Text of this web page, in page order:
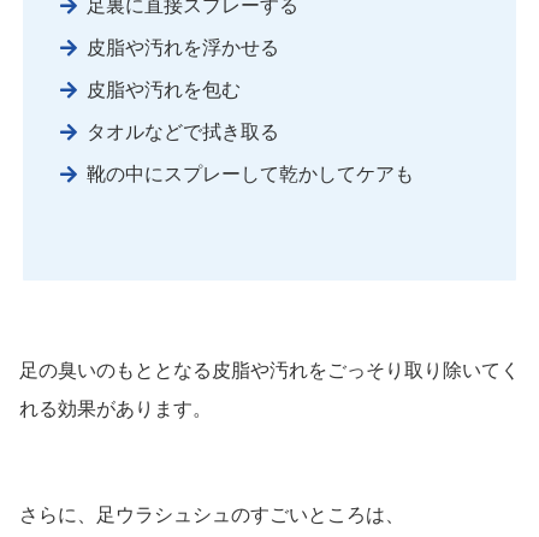
足裏に直接スプレーする
皮脂や汚れを浮かせる
皮脂や汚れを包む
タオルなどで拭き取る
靴の中にスプレーして乾かしてケアも
足の臭いのもととなる皮脂や汚れをごっそり取り除いてく
れる効果があります。
さらに、足ウラシュシュのすごいところは、